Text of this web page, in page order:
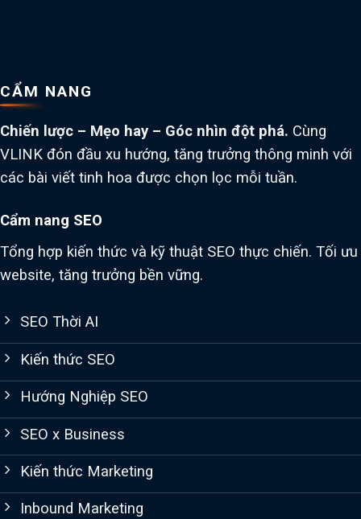
CẨM NANG
Chiến lược – Mẹo hay – Góc nhìn đột phá. Cùng
VLINK đón đầu xu hướng, tăng trưởng thông minh với
các bài viết tinh hoa được chọn lọc mỗi tuần.
Cẩm nang SEO
Tổng hợp kiến thức và kỹ thuật SEO thực chiến. Tối ưu
website, tăng trưởng bền vững.
SEO Thời AI
Kiến thức SEO
Hướng Nghiệp SEO
SEO x Business
Kiến thức Marketing
Inbound Marketing